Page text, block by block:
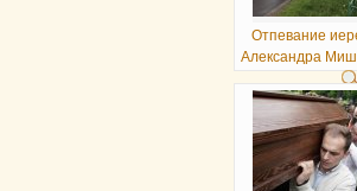
Отпевание
Александра